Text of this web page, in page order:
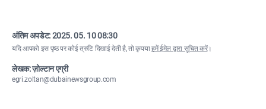
अंतिम अपडेट:2025. 05. 10 08:30
यदि आपको इस पृष्ठ पर कोई त्रुटि दिखाई देती है, तो कृपयाहमें ईमेल द्वारा सूचित करें।
लेखक: ज़ोल्टान एग्री
egri.zoltan@dubainewsgroup.com